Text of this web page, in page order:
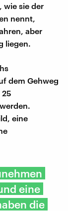
wie sie der
nennt,
aber
liegen.
dem Gehweg
eine
eine
die